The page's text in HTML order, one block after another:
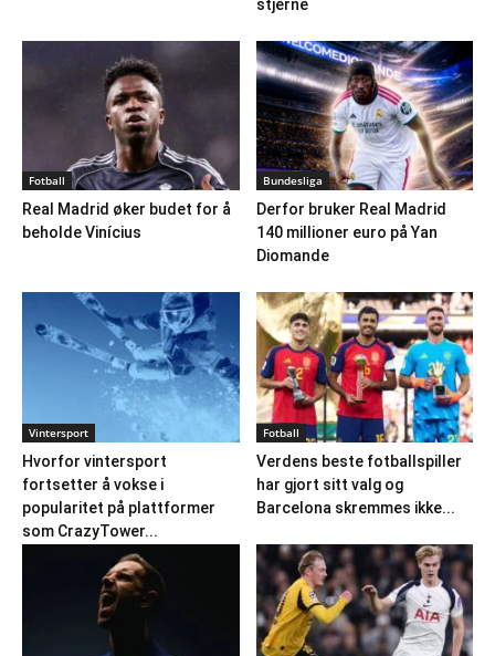
stjerne
Fotball
Real Madrid øker budet for å
beholde Vinícius
Bundesliga
Derfor bruker Real Madrid
140 millioner euro på Yan
Diomande
Vintersport
Hvorfor vintersport
fortsetter å vokse i
popularitet på plattformer
som CrazyTower...
Fotball
Verdens beste fotballspiller
har gjort sitt valg og
Barcelona skremmes ikke...